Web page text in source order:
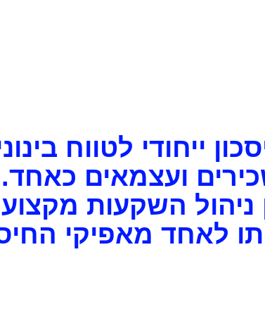
ייחודי לטווח
ועצמאים כאחד.
ניהול השקעות
לאחד מאפיקי